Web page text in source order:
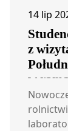
14 lip
z
w